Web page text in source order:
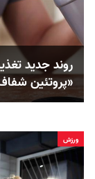
روند جدید
«پروتئین
ورزش